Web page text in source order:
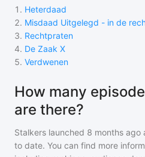
1 . Heterdaad
2. Misdaad Uitgelegd - in de
3. Rechtpraten
4. De Zaak X
5. Verdwenen
How many
are there?
Stalkers launched 8 months ago
to date. You can find more